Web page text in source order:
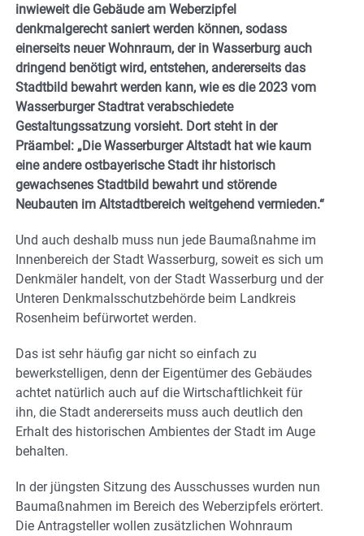
inwieweit die Gebäude am Weberzipfel
denkmalgerecht saniert werden können, sodass
einerseits neuer Wohnraum, der in Wasserburg auch
dringend benötigt wird, entstehen, andererseits das
Stadtbild bewahrt werden kann, wie es die 2023 vom
Wasserburger Stadtrat verabschiedete
Gestaltungssatzung vorsieht. Dort steht in der
Präambel: „Die Wasserburger Altstadt hat wie kaum
eine andere ostbayerische Stadt ihr historisch
gewachsenes Stadtbild bewahrt und störende
Neubauten im Altstadtbereich weitgehend vermieden.“
Und auch deshalb muss nun jede Baumaßnahme im
Innenbereich der Stadt Wasserburg, soweit es sich um
Denkmäler handelt, von der Stadt Wasserburg und der
Unteren Denkmalsschutzbehörde beim Landkreis
Rosenheim befürwortet werden.
Das ist sehr häufig gar nicht so einfach zu
bewerkstelligen, denn der Eigentümer des Gebäudes
achtet natürlich auch auf die Wirtschaftlichkeit für
ihn, die Stadt andererseits muss auch deutlich den
Erhalt des historischen Ambientes der Stadt im Auge
behalten.
In der jüngsten Sitzung des Ausschusses wurden nun
Baumaßnahmen im Bereich des Weberzipfels erörtert.
Die Antragsteller wollen zusätzlichen Wohnraum